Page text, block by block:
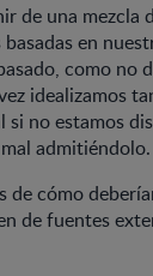
de una
en
como
idealizamos
si no estamos
admitiéndolo.
de cómo
de fuentes